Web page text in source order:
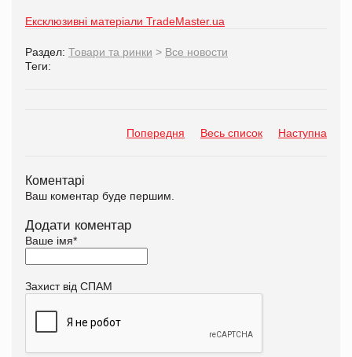
Ексклюзивні матеріали TradeMaster.ua
Раздел: Товари та ринки > Все новости
Теги:
Попередня Весь список Наступна
Коментарі
Ваш коментар буде першим.
Додати коментар
Ваше імя*
Захист від СПАМ